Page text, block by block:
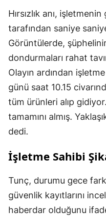
Hırsızlık anı,
tarafından saniye
Görüntülerde,
dondurmaları rahat
Olayın ardından
günü saat 10.15
tüm ürünleri alıp
tamamını almış.
dedi.
İşletme Sahibi
Tunç, durumu gece
güvenlik kayıtlarını
haberdar olduğunu